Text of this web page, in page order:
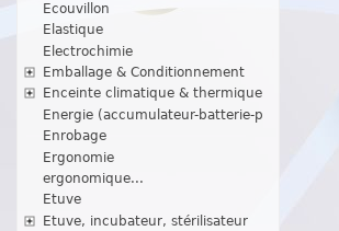
Ecouvillon
Elastique
Electrochimie
Emballage & Conditionnement
Enceinte climatique & thermique
Energie (accumulateur-batterie-p
Enrobage
Ergonomie
ergonomique...
Etuve
Etuve, incubateur, stérilisateur